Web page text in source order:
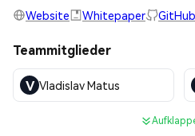
Website Whitepaper GitHub
Teammitglieder
V Vladislav Matus